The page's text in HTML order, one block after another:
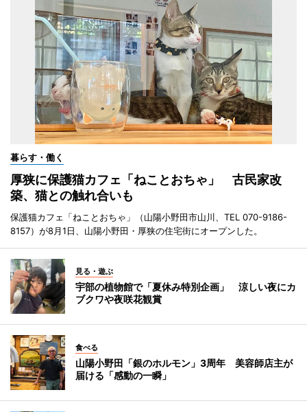
暮らす・働く
厚狭に保護猫カフェ「ねことおちゃ」 古民家改
築、猫との触れ合いも
保護猫カフェ「ねことおちゃ」（山陽小野田市山川、TEL 070-9186-
8157）が8月1日、山陽小野田・厚狭の住宅街にオープンした。
見る・遊ぶ
宇部の植物館で「夏休み特別企画」 涼しい夜にカ
ブクワや夜咲花観賞
食べる
山陽小野田「銀のホルモン」3周年 美容師店主が
届ける「感動の一瞬」